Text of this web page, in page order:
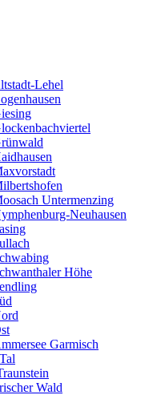
Lehel
Untermenzing
Neuhausen
Höhe
Garmisch
Wald